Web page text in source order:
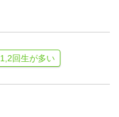
1,2回生が多い